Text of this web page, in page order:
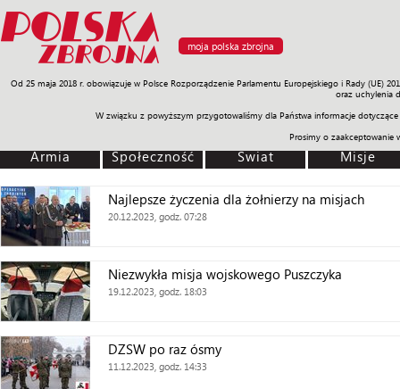
moja polska zbrojna
Od 25 maja 2018 r. obowiązuje w Polsce Rozporządzenie Parlamentu Europejskiego i Rady
oraz uchylenia
W związku z powyższym przygotowaliśmy dla Państwa informacje
Prosimy o
Armia Poligon Sprzęt Misje Polityka Prawo Świat
Armia Społeczność Świat Misje
Najlepsze życzenia dla żołnierzy na misjach
20.12.2023, godz. 07:28
Niezwykła misja wojskowego Puszczyka
19.12.2023, godz. 18:03
DZSW po raz ósmy
11.12.2023, godz. 14:33